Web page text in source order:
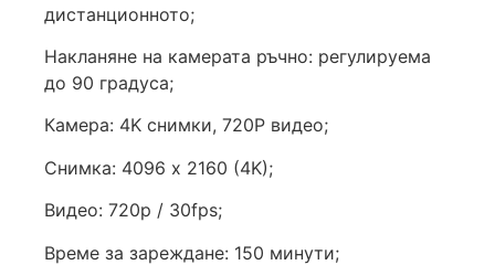
дистанционното;
Накланяне на камерата ръчно: регулируема
до 90 градуса;
Камера: 4K снимки, 720P видео;
Снимка: 4096 x 2160 (4K);
Видео: 720p / 30fps;
Време за зареждане: 150 минути;